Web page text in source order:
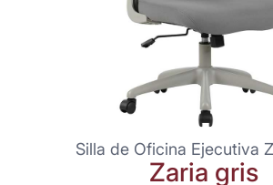
Silla de Oficina Ejecutiva
Zaria gris